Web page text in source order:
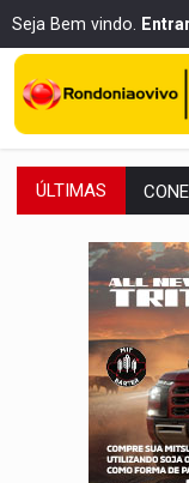
Seja Bem vindo. Entrar
ÚLTIMAS